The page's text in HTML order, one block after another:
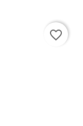
favorite_border